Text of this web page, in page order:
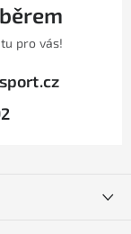
pro vás!